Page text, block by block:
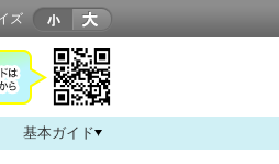
ズ
基本ガイド